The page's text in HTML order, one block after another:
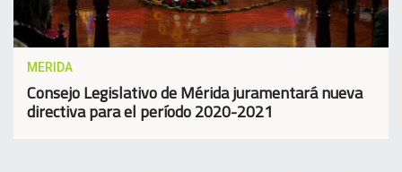
MERIDA
Consejo Legislativo de Mérida juramentará nueva
directiva para el período 2020-2021